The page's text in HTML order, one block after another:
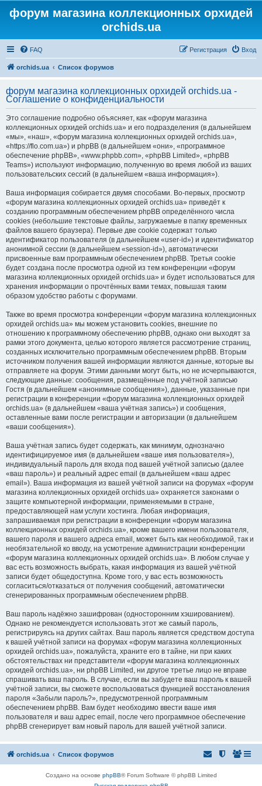
форум магазина коллекционных орхидей
orchids.ua
FAQ Вход
Регистрация
orchids.ua Список форумов
форум магазина коллекционных орхидей orchids.ua -
Соглашение о конфиденциальности
Это соглашение подробно объясняет, как «форум магазина
коллекционных орхидей orchids.ua» и его подразделения (в дальнейшем
«мы», «наш», «форум магазина коллекционных орхидей orchids.ua»,
«https://flo.com.ua») и phpBB (в дальнейшем «они», «программное
обеспечение phpBB», «www.phpbb.com», «phpBB Limited», «phpBB
Teams») используют информацию, полученную во время любой из ваших
пользовательских сессий (в дальнейшем «ваша информация»).
Ваша информация собирается двумя способами. Во-первых, просмотр
«форум магазина коллекционных орхидей orchids.ua» приведёт к
созданию программным обеспечением phpBB определённого числа
cookies (небольшие текстовые файлы, загружаемые в папку временных
файлов вашего браузера). Первые две cookie содержат только
идентификатор пользователя (в дальнейшем «user-id») и идентификатор
анонимной сессии (в дальнейшем «session-id»), автоматически
присвоенные вам программным обеспечением phpBB. Третья cookie
будет создана после просмотра одной из тем конференции «форум
магазина коллекционных орхидей orchids.ua» и будет использоваться для
хранения информации о прочтённых вами темах, повышая таким
образом удобство работы с форумами.
Также во время просмотра конференции «форум магазина коллекционных
орхидей orchids.ua» мы можем установить cookies, внешние по
отношению к программному обеспечению phpBB, однако они выходят за
рамки этого документа, целью которого является рассмотрение страниц,
созданных исключительно программным обеспечением phpBB. Вторым
источником получения вашей информации являются данные, которые вы
отправляете на форум. Этими данными могут быть, но не исчерпываются,
следующие данные: сообщения, размещённые под учётной записью
Гостя (в дальнейшем «анонимные сообщения»), данные, указанные при
регистрации в конференции «форум магазина коллекционных орхидей
orchids.ua» (в дальнейшем «ваша учётная запись») и сообщения,
оставленные вами после регистрации и авторизации (в дальнейшем
«ваши сообщения»).
Ваша учётная запись будет содержать, как минимум, однозначно
идентифицируемое имя (в дальнейшем «ваше имя пользователя»),
индивидуальный пароль для входа под вашей учётной записью (далее
«ваш пароль») и реальный адрес email (в дальнейшем «ваш адрес
email»). Ваша информация из вашей учётной записи на форумах «форум
магазина коллекционных орхидей orchids.ua» охраняется законами о
защите компьютерной информации, применяемыми в стране,
предоставляющей нам услуги хостинга. Любая информация,
запрашиваемая при регистрации в конференции «форум магазина
коллекционных орхидей orchids.ua», кроме вашего имени пользователя,
вашего пароля и вашего адреса email, может быть как необходимой, так и
необязательной ко вводу, на усмотрение администрации конференции
«форум магазина коллекционных орхидей orchids.ua». В любом случае у
вас есть возможность выбрать, какая информация из вашей учётной
записи будет общедоступна. Кроме того, у вас есть возможность
согласиться/отказаться от получения сообщений, автоматически
сгенерированных программным обеспечением phpBB.
Ваш пароль надёжно зашифрован (односторонним хэшированием).
Однако не рекомендуется использовать этот же самый пароль,
регистрируясь на других сайтах. Ваш пароль является средством доступа
к вашей учётной записи на форумах «форум магазина коллекционных
орхидей orchids.ua», пожалуйста, храните его в тайне, ни при каких
обстоятельствах ни представители «форум магазина коллекционных
орхидей orchids.ua», ни phpBB Limited, ни другое третье лицо не вправе
спрашивать ваш пароль. В случае, если вы забудете ваш пароль к вашей
учётной записи, вы сможете воспользоваться функцией восстановления
пароля «Забыли пароль?», предусмотренной программным
обеспечением phpBB. Вам будет необходимо ввести ваше имя
пользователя и ваш адрес email, после чего программное обеспечение
phpBB сгенерирует вам новый пароль для вашей учётной записи.
orchids.ua Список форумов
Создано на основе phpBB® Forum Software © phpBB Limited